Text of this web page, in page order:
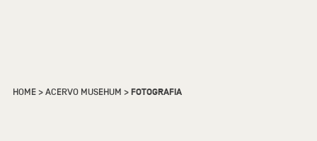
HOME>ACERVO MUSEHUM >FOTOGRAFIA